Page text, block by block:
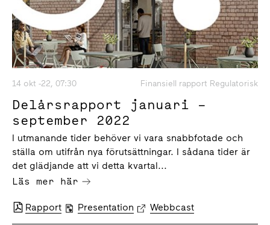
14 okt -22, 07:30 Finansiell rapport Regulatorisk
Delårsrapport januari –
september 2022
I utmanande tider behöver vi vara snabbfotade och
ställa om utifrån nya förutsättningar. I sådana tider är
det glädjande att vi detta kvartal...
Läs mer här
Rapport Presentation Webbcast